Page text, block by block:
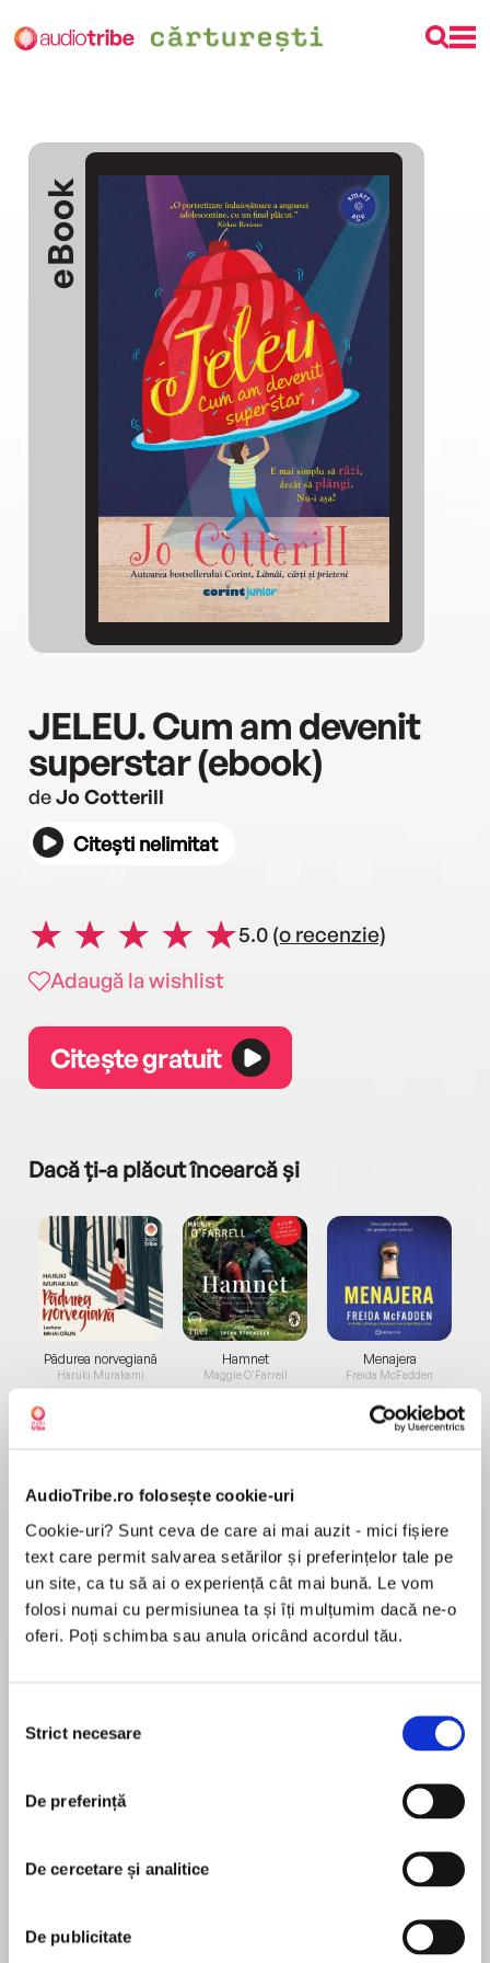
AudioTribe.ro folosește cookie-uri
Cookie-uri? Sunt ceva de care ai mai auzit - mici fișiere
text care permit salvarea setărilor și preferințelor tale pe
un site, ca tu să ai o experiență cât mai bună. Le vom
folosi numai cu permisiunea ta și îți mulțumim dacă ne-o
oferi. Poți schimba sau anula oricând acordul tău.
consimțământului
Strict necesare
De preferință
De cercetare și analitice
De publicitate
eBook
JELEU. Cum am devenit
superstar (ebook)
deJo Cotterill
Citești nelimitat
5.0 (o recenzie)
Adaugă la wishlist
Citește gratuit
Dacă ți-a plăcut încearcă și
Pădurea norvegiană
Haruki Murakami
Elita de Argint (Elita
de...
Dani Francis
Hamnet
Maggie O'Farrell
Diavolul se îmbracă de
la...
Lauren Weisberger
Menajera
Freida McFadden
Migdală
Sohn Won-pyung
Angelica (sau Jeleu, cum îi spun prietenii) este o
adevărata identitate în spatele umorului și își
păstrează gândurile „închise” într-un jurnal.
îndrăgește. Numai că Jeleu nu este atât de
Pentru prima oară, cineva își dă seama că ea
joacă, în realitate, un rol: noul iubit al mamei
MAI MULT
pentru această carte